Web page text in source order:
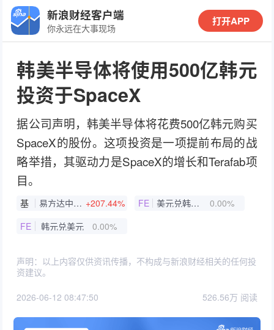
新浪财经客户端
你永远在大事现场
打开APP
韩美半导体将使用500亿韩元
投资于SpaceX
据公司声明，韩美半导体将花费500亿韩元购买
SpaceX的股份。这项投资是一项提前布局的战
略举措，其驱动力是SpaceX的增长和Terafab项
目。
基 易方达中证半导体材料设备主题ETF +207.44% FE 美元兑韩元即期汇率
0.00%
FE
韩元兑美元 0.00%
声明：以上内容仅供资讯传播，不构成与新浪财经相关的任何投
资建议。
2026-06-12 08:47:50 526.56万 阅读